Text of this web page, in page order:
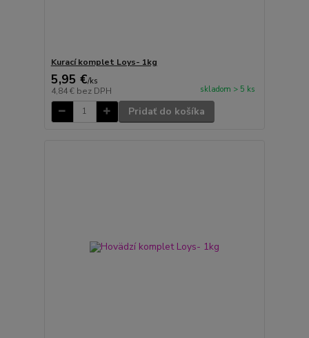
Kurací komplet Loys- 1kg
5,95 €/ks
4,84 € bez DPH skladom > 5 ks
Pridať do košíka